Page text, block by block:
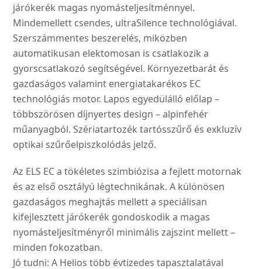
járókerék magas nyomásteljesítménnyel.
Mindemellett csendes, ultraSilence technológiával.
Szerszámmentes beszerelés, miközben
automatikusan elektomosan is csatlakozik a
gyorscsatlakozó segítségével. Környezetbarát és
gazdaságos valamint energiatakarékos EC
technológiás motor. Lapos egyedülálló előlap –
többszörösen díjnyertes design – alpinfehér
műanyagból. Szériatartozék tartósszűrő és exkluzív
optikai szűrőelpiszkolódás jelző.
Az ELS EC a tökéletes szimbiózisa a fejlett motornak
és az első osztályú légtechnikának. A különösen
gazdaságos meghajtás mellett a speciálisan
kifejlesztett járókerék gondoskodik a magas
nyomásteljesítményről minimális zajszint mellett –
minden fokozatban.
Jó tudni: A Helios több évtizedes tapasztalatával